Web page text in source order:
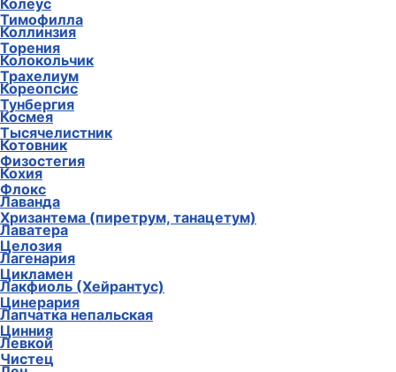
Тимофилла
Торения
Трахелиум
Тунбергия
Тысячелистник
Физостегия
Флокс
Хризантема (пиретрум, танацетум)
Целозия
Цикламен
Цинерария
Цинния
Чистец
Колеус
Коллинзия
Колокольчик
Кореопсис
Космея
Котовник
Кохия
Лаванда
Лаватера
Лагенария
Лакфиоль (Хейрантус)
Лапчатка непальская
Левкой